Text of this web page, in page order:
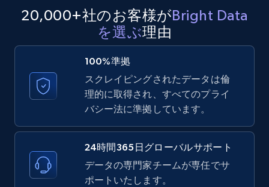
count, Share count, Collect count, Comment
count, and more.
TikTok - Posts - Search posts by specific
keyword or hashtag
URL, Post id, Description, Create time, Digg
count, Share count, Collect count, Comment
count, and more.
予測して、新興職種や市場戦略の変化をいち早く把握
の構造化データを大規模に収集できます。このデータ
を活用して、候補者推薦の機械学習モデルのトレーニ
ング、人材データベースの拡充、採用担当者が求める
要件の分析に役立てましょう。
20,000+社のお客様がBright Data
を選ぶ理由
100%準拠
スクレイピングされたデータは倫
理的に取得され、すべてのプライ
バシー法に準拠しています。
24時間365日グローバルサポート
データの専門家チームが専任でサ
ポートいたします。